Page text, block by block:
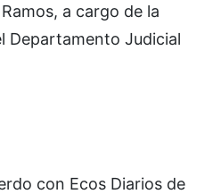
a cargo de la
Departamento Judicial
con Ecos Diarios de